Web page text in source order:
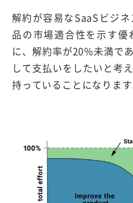
解約が容易なSaaSビジ
品の市場適合性を示す
に、解約率が20%未満で
して支払いをしたいと考
持っていることになります